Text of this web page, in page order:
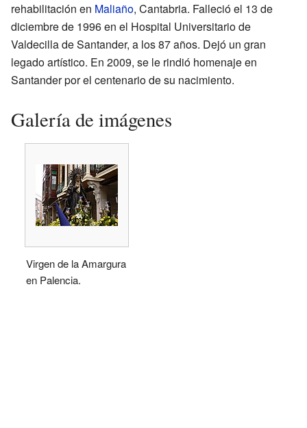
rehabilitación en Maliaño, Cantabria. Falleció el 13 de
diciembre de 1996 en el Hospital Universitario de
Valdecilla de Santander, a los 87 años. Dejó un gran
legado artístico. En 2009, se le rindió homenaje en
Santander por el centenario de su nacimiento.
Galería de imágenes
Virgen de la Amargura
en Palencia.